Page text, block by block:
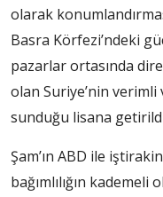
olarak
Basra Körfezi’ndeki
pazarlar ortasında
olan Suriye’nin
sunduğu lisana
Şam’ın ABD ile
bağımlılığın kademeli